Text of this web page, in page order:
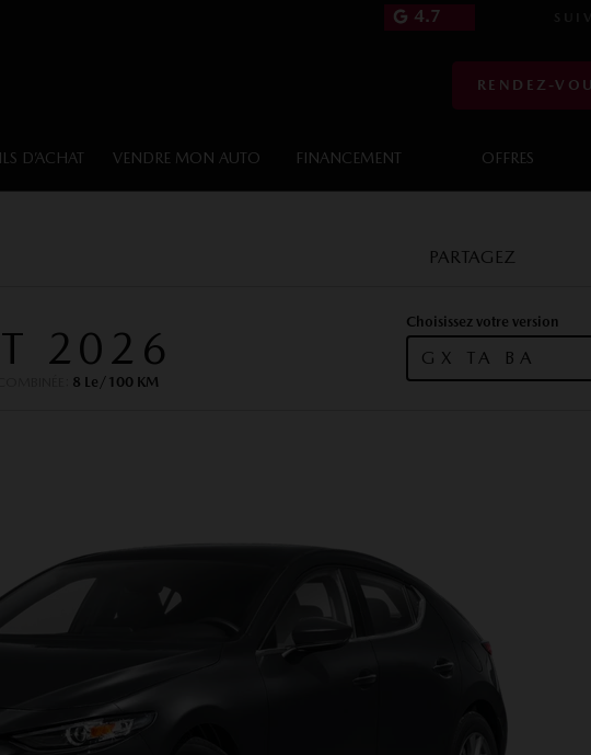
4.7
RENDEZ-
D’ACHAT VENDRE MON AUTO FINANCEMENT OFFRES
PARTAGEZ
2026
8 Le/100 KM
Choisissez votre version
GX TA BA